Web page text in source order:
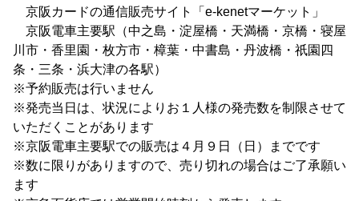
京阪カードの通信販売サイト「e-kenetマーケット」
京阪電車主要駅（中之島・淀屋橋・天満橋・京橋・寝屋
川市・香里園・枚方市・樟葉・中書島・丹波橋・祇園四
条・三条・浜大津の各駅）
※予約販売は行いません
※発売当日は、状況によりお１人様の発売数を制限させて
いただくことがあります
※京阪電車主要駅での販売は４月９日（日）までです
※数に限りがありますので、売り切れの場合はご了承願い
ます